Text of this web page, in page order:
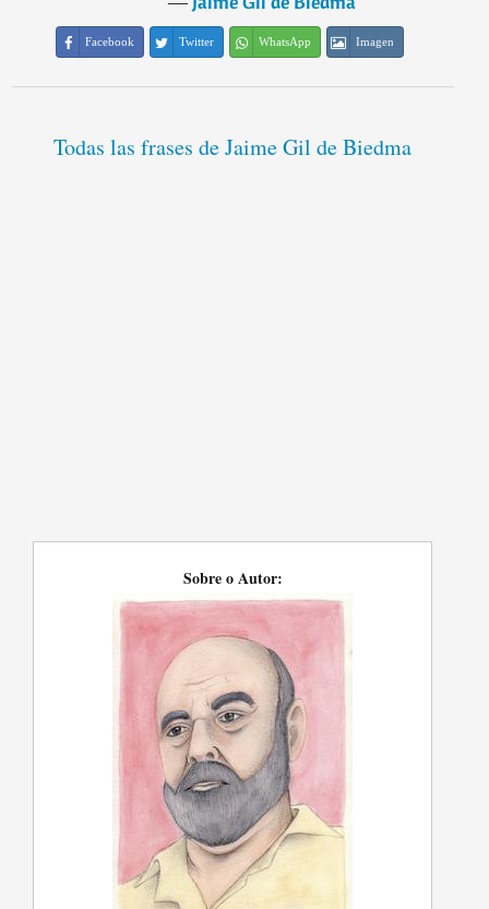
Facebook Twitter WhatsApp Imagen
Todas las frases de Jaime Gil de Biedma
Sobre o Autor: